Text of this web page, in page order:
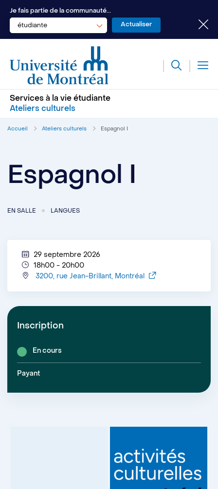
Je fais partie de la communauté...
étudiante
Services à la vie étudiante
Ateliers culturels
Accueil Ateliers culturels Espagnol I
Espagnol I
EN SALLE LANGUES
29 septembre 2026
18h00 - 20h00
3200, rue Jean-Brillant, Montréal
Inscription
En cours
Payant